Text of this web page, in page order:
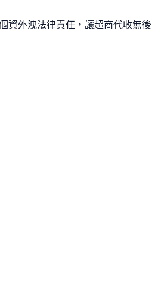
資外洩法律責任，讓超商代收無後